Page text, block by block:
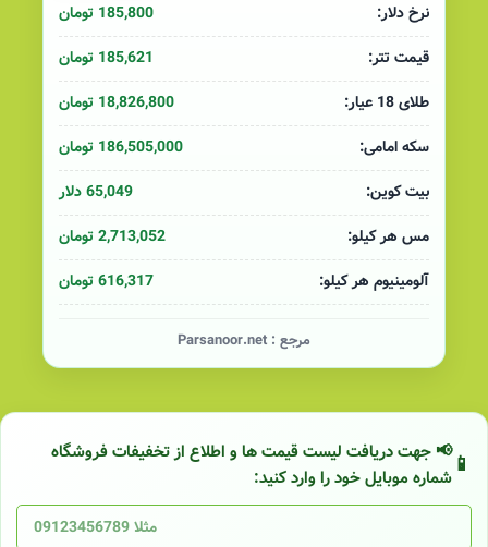
نرخ دلار:
185,800 تومان
قیمت تتر:
185,621 تومان
طلای 18 عیار:
18,826,800 تومان
سکه امامی:
186,505,000 تومان
بیت کوین:
65,049 دلار
مس هر کیلو:
2,713,052 تومان
آلومینیوم هر کیلو:
616,317 تومان
مرجع : Parsanoor.net
📢 جهت دریافت لیست قیمت ها و اطلاع از تخفیفات فروشگاه
شماره موبایل خود را وارد کنید: